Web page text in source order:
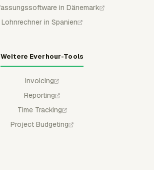
in Dänemark
Lohnrechner in Spanien
Weitere Everhour-Tools
Invoicing
Reporting
Time Tracking
Project Budgeting